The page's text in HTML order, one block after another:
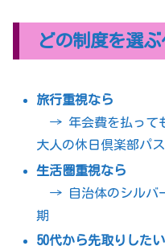
どの制度を選
旅行重視なら
→ 年会費を払っても
大人の休日倶楽部パス
生活圏重視なら
→ 自治体のシルバ
期
50代から先取りした